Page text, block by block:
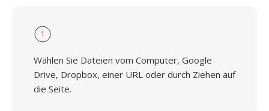
1
Wählen Sie Dateien vom Computer, Google
Drive, Dropbox, einer URL oder durch Ziehen auf
die Seite.